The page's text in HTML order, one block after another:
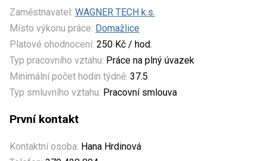
Zaměstnavatel: WAGNER TECH k.s.
Místo výkonu práce: Domažlice
Platové ohodnocení: 250 Kč / hod.
Typ pracovního vztahu: Práce na plný úvazek
Minimální počet hodin týdně: 37.5
Typ smluvního vztahu: Pracovní smlouva
První kontakt
Kontaktní osoba: Hana Hrdinová